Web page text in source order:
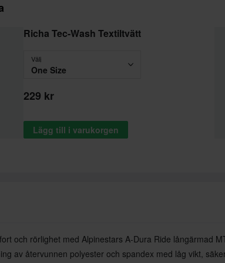
Richa Tec-Wash Textiltvätt
Välj
One Size
229 kr
Lägg till i varukorgen
och rörlighet med Alpinestars A-Dura Ride långärmad
av återvunnen polyester och spandex med låg vikt,